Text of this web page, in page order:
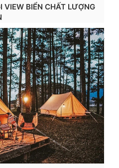
VIEW BIỂN CHẤT LƯỢNG
Xem chi tiết...